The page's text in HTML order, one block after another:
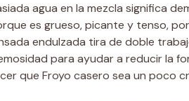
agua en la mezcla significa
es grueso, picante y tenso,
endulzada tira de doble
para ayudar a reducir la
que Froyo casero sea un poco